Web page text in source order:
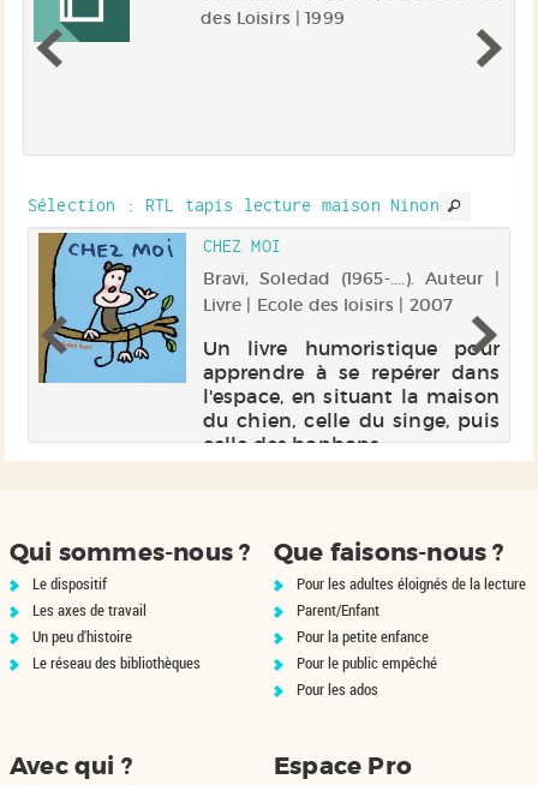
des Loisirs | 1999
Sélection : RTL tapis lecture maison Ninon
CHEZ MOI
Bravi, Soledad (1965-....). Auteur |
Livre | Ecole des loisirs | 2007
Un livre humoristique pour
apprendre à se repérer dans
l'espace, en situant la maison
du chien, celle du singe, puis
celle des bonbons.
Qui sommes-nous ?
Le dispositif
Les axes de travail
Un peu d'histoire
Le réseau des bibliothèques
Que faisons-nous ?
Pour les adultes éloignés de la lecture
Parent/Enfant
Pour la petite enfance
Pour le public empêché
Pour les ados
Avec qui ? Espace Pro